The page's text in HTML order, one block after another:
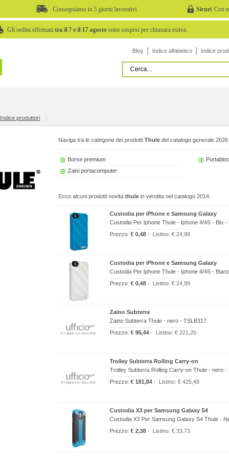
Consegniamo in 5 giorni lavorativi Sicuri Con
Gli ordini effettuati tra il 7 e il 17 agostosono sospesi per chiusura estiva.
Blog Indice alfabetico Indice
Indice produttori
Naviga tra le categorie dei prodotti Thule del catalogo generale
Borse premium
Zaini portacomputer
Ecco alcuni prodotti novità thule in vendita nel catalogo 2014:
Custodia per iPhone e Samsung Galaxy
Custodia Per Iphone Thule - Iphone 4/4S - Blu -
Prezzo: € 0,48 - Listino: € 24,99
Custodia per iPhone e Samsung Galaxy
Custodia Per Iphone Thule - Iphone 4/4S -
Prezzo: € 0,48 - Listino: € 24,99
Zaino Subterra
Zaino Subterra Thule - nero - TSLB317
Prezzo: € 95,44 - Listino: € 221,20
Trolley Subterra Rolling Carry-on
Trolley Subterra Rolling Carry-on Thule - nero -
Prezzo: € 181,84 - Listino: € 425,48
Custodia X3 per Samsung Galaxy S4
Custodia X3 Per Samsung Galaxy S4 Thule -
Prezzo: € 2,38 - Listino: € 33,73